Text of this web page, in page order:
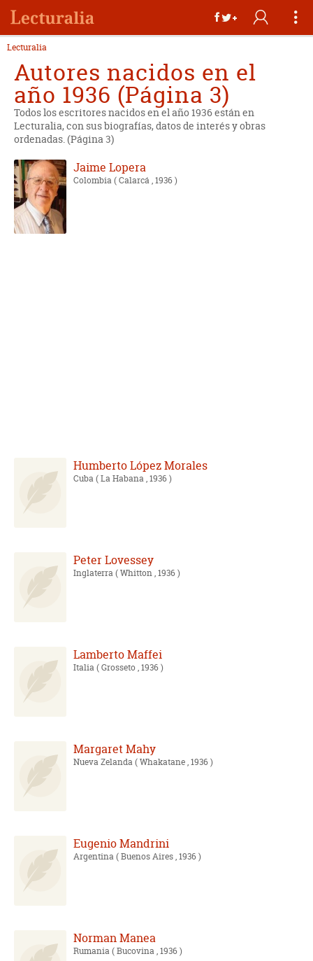
Lecturalia
Autores nacidos en el
año 1936 (Página 3)
Todos los escritores nacidos en el año 1936 están en
Lecturalia, con sus biografías, datos de interés y obras
ordenadas. (Página 3)
Jaime Lopera
Colombia( Calarcá , 1936 )
Humberto López Morales
Cuba( La Habana , 1936 )
Peter Lovessey
Inglaterra( Whitton , 1936 )
Lamberto Maffei
Italia( Grosseto , 1936 )
Margaret Mahy
Nueva Zelanda( Whakatane , 1936 )
Eugenio Mandrini
Argentina( Buenos Aires , 1936 )
Norman Manea
Rumania( Bucovina , 1936 )